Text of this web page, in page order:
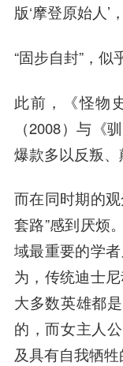
版‘摩登原始人’
“固步自封”，似
此前，《怪物
（2008）与《
爆款多以反叛、
而在同时期的
套路”感到厌烦
域最重要的学
为，传统迪士
大多数英雄都
的，而女主人
及具有自我牺牲